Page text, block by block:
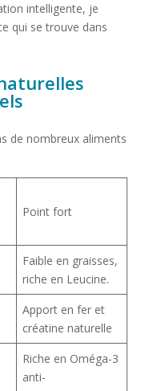
intelligente, je
qui se trouve dans
de nombreux aliments
Point fort
Faible en graisses,
riche en Leucine.
Apport en fer et
créatine naturelle
Riche en Oméga-3
anti-